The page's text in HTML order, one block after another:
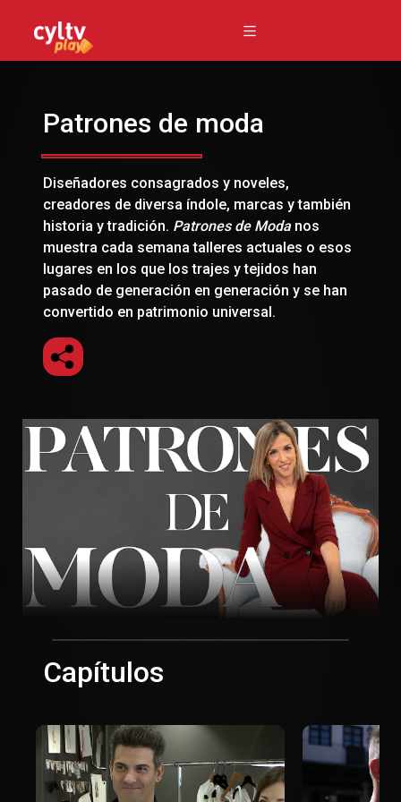
Patrones de moda
Diseñadores consagrados y noveles,
creadores de diversa índole, marcas y también
historia y tradición. Patrones de Modanos
muestra cada semana talleres actuales o esos
lugares en los que los trajes y tejidos han
pasado de generación en generación y se han
convertido en patrimonio universal.
Capítulos